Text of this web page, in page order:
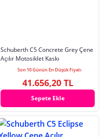
Schuberth C5 Concrete Grey Çene
Açılır Motosiklet Kaskı
Son 10 Günün En Düşük Fiyatı
41.656,20 TL
Sepete Ekle